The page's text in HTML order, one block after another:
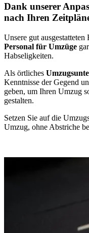
Dank unserer
nach Ihren
Unsere gut
Personal für Umzüge
Habseligkeiten.
Als örtliches
Kenntnisse der Gegend
geben, um Ihren Umzug
gestalten.
Setzen Sie auf die
Umzug, ohne Abstriche